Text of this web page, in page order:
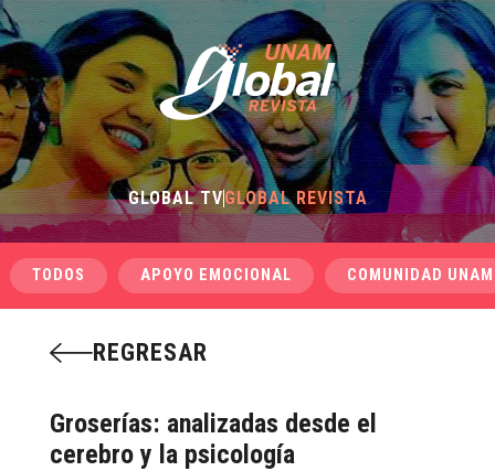
GLOBAL TVGLOBAL REVISTA
TODOS APOYO EMOCIONAL COMUNIDAD UNAM
REGRESAR
Groserías: analizadas desde el
cerebro y la psicología